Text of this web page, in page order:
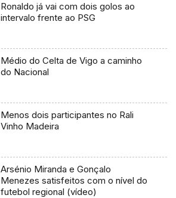
Ronaldo já vai com dois golos ao
intervalo frente ao PSG
Médio do Celta de Vigo a caminho
do Nacional
Menos dois participantes no Rali
Vinho Madeira
Arsénio Miranda e Gonçalo
Menezes satisfeitos com o nível do
futebol regional (vídeo)